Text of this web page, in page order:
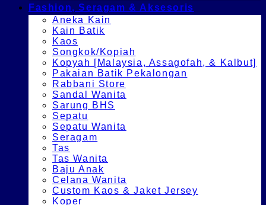
Fashion, Seragam & Aksesoris
Aneka Kain
Kain Batik
Kaos
Songkok/Kopiah
Kopyah [Malaysia, Assagofah, & Kalbut]
Pakaian Batik Pekalongan
Rabbani Store
Sandal Wanita
Sarung BHS
Sepatu
Sepatu Wanita
Seragam
Tas
Tas Wanita
Baju Anak
Celana Wanita
Custom Kaos & Jaket Jersey
Koper